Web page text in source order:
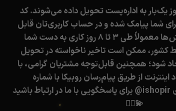
نهایت هر ۴ روز یک‌بار به اداره‌پست تحویل داده می‌شوند. کد
شما پیامک شده و در حساب کاربری‌تان قابل
مشاهده است. سفارش‌ها معمولاً طی ۳ تا ۸ روز کاری به دست شما
کشور، ممکن است تاخیر ناخواسته در تحویل
شود؛ همچنین قابل‌توجه مشتریان گرامی، با
از طریق پیام‌رسان روبیکا با شماره
09105895639 و یا آیدی ishopir@ برای پاسخگویی با ما در ارتباط باشید
💫❤️‍🔥
★